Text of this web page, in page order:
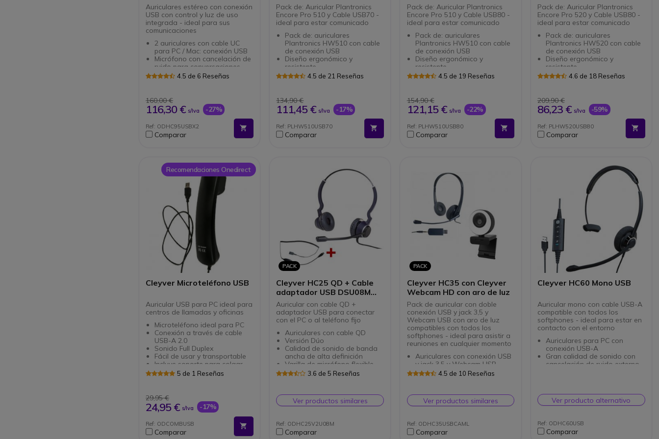
Auriculares estéreo con conexión
USB con control y luz de uso
integrada - ideal para sus
comunicaciones
2 auriculares con cable UC
para PC / Mac: conexión USB
Micrófono con cancelación de
ruido para conversaciones
claras
auriculares
Rotación del micrófono a 300°
Optimizado para Microsoft
Precio auricular 34,95 €
4.5 de 6 Reseñas
160,00 €
116,30 € s/Iva -27%
Ref: ODHC95USBX2
Comparar
Pack de: Auricular Plantronics
Encore Pro 510 y Cable USB70 -
ideal para estar comunicado
Pack de: auriculares
Plantronics HW510 con cable
de conexión USB
Diseño ergonómico y
resistente
Micrófono antirruido
Sonido de alta calidad
Fácil uso: conecte el conector
QD de sus auriculares al
adaptador y el conector USB
de su PC
Cable USB con Tecnología
4.5 de 21 Reseñas
134,90 €
111,45 € s/Iva -17%
Ref: PLHW510USB70
Comparar
Pack de: Auricular Plantronics
Encore Pro 510 y Cable USB80 -
ideal para estar comunicado
Pack de: auriculares
Plantronics HW510 con cable
de conexión USB
Diseño ergonómico y
resistente
Micrófono antirruido
Sonido de alta calidad
Fácil uso: conecte el conector
QD de sus auriculares al
adaptador y el conector USB
de su PC
Cable USB con Tecnología
indicador iluminado
4.5 de 19 Reseñas
154,90 €
121,15 € s/Iva -22%
Ref: PLHW510USB80
Comparar
Pack de: Auricular Plantronics
Encore Pro 520 y Cable USB80 -
ideal para estar comunicado
Pack de: auriculares
Plantronics HW520 con cable
de conexión USB
Diseño ergonómico y
resistente
Micrófono antirruido
Sonido de alta calidad
Fácil uso: conecte el conector
QD de sus auriculares al
adaptador y el conector USB
de su PC
Cable USB con Tecnología
Cable con control remoto e
indicador iluminado
4.6 de 18 Reseñas
209,90 €
86,23 € s/Iva -59%
Ref: PLHW520USB80
Comparar
Recomendaciones Onedirect
Cleyver Microteléfono USB
Auricular USB para PC ideal para
centros de llamadas y oficinas
Microteléfono ideal para PC
Conexión a través de cable
USB-A 2.0
Sonido Full Duplex
Fácil de usar y transportable
Incluye soporte para colgar
Compatible con todos los
5 de 1 Reseñas
29,95 €
24,95 € s/Iva -17%
Ref: ODCOMBUSB
Comparar
PACK
Cleyver HC25 QD + Cable
adaptador USB DSU08M
QD
Auricular con cable QD +
adaptador USB para conectar
con el PC o al teléfono fijo
Auriculares con cable QD
Versión Dúo
Calidad de sonido de banda
ancha de alta definición
Varilla de micrófono flexible
para un ajuste óptimo
claras
Protección acústica contra los
teléfonos del mercado
Este pack incluye un cable
3.6 de 5 Reseñas
Ver productos similares
Ref: ODHC25V2U08M
Comparar
PACK
Cleyver HC35 con Cleyver
Webcam HD con aro de luz
Pack de auricular con doble
conexión USB y jack 3,5 y
Webcam USB con aro de luz
compatibles con todos los
softphones - ideal para asistir a
reuniones en cualquier momento
Auriculares con conexión USB
y jack 3,5 y Webcam USB
Ideal para teletrabajo y
rotatoria 300º ajustable
Autoenfoque y 2 micrófonos
muy sencillo
Compatibles con todos los
4.5 de 10 Reseñas
Ver productos similares
Ref: ODHC35USBCAML
Comparar
Cleyver HC60 Mono USB
Auricular mono con cable USB-A
compatible con todos los
softphones - ideal para estar en
contacto con el entorno
Auriculares para PC con
conexión USB-A
Gran calidad de sonido con
cancelación de ruido externo
Teclas de control en el cable
Compatible con todos los
Ver producto alternativo
Ref: ODHC60USB
Comparar